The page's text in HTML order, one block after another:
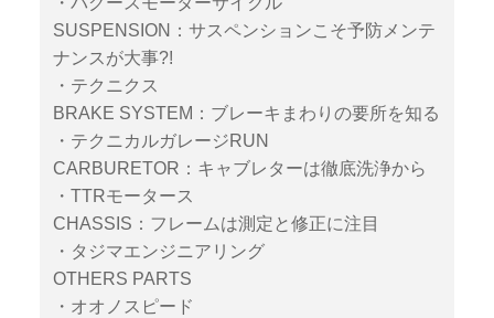
SUSPENSION：サスペンションこそ予防メンテ
ナンスが大事?!
・テクニクス
BRAKE SYSTEM：ブレーキまわりの要所を知る
・テクニカルガレージRUN
CARBURETOR：キャブレターは徹底洗浄から
・TTRモータース
CHASSIS：フレームは測定と修正に注目
・タジマエンジニアリング
OTHERS PARTS
・オオノスピード